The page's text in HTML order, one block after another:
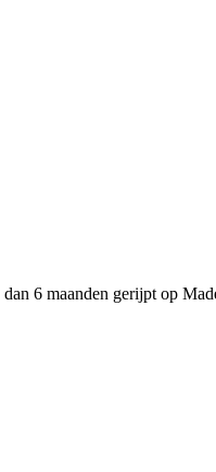
6 maanden gerijpt op